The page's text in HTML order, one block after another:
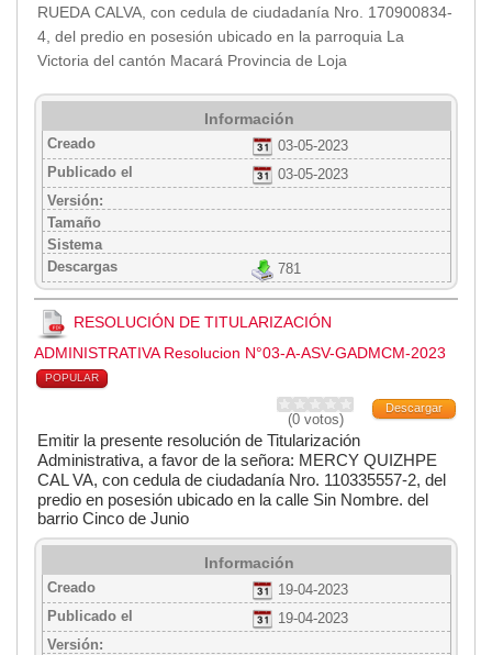
RUEDA CALVA, con cedula de ciudadanía Nro. 170900834-
4, del predio en posesión ubicado en la parroquia La
Victoria del cantón Macará Provincia de Loja
Información
Creado
03-05-2023
Publicado el
03-05-2023
Versión:
Tamaño
Sistema
Descargas
781
RESOLUCIÓN DE TITULARIZACIÓN
ADMINISTRATIVA Resolucion N°03-A-ASV-GADMCM-2023
POPULAR
Descargar
(0 votos)
Emitir la presente resolución de Titularización
Administrativa, a favor de la señora: MERCY QUIZHPE
CAL VA, con cedula de ciudadanía Nro. 110335557-2, del
predio en posesión ubicado en la calle Sin Nombre. del
barrio Cinco de Junio
Información
Creado
19-04-2023
Publicado el
19-04-2023
Versión: